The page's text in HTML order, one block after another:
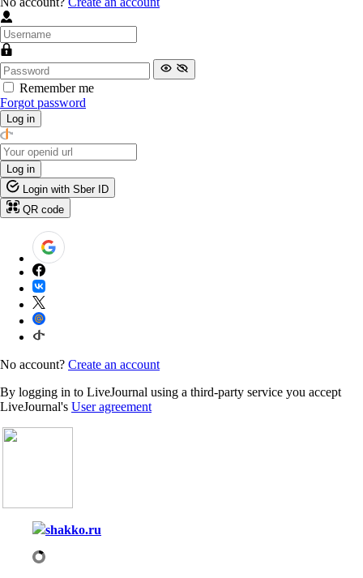
Remember me
Forgot password
Log in
Log in
Login with Sber ID
QR code
No account? Create an account
By logging in to LiveJournal using a third-party service you accept
LiveJournal's User agreement
shakko.ru